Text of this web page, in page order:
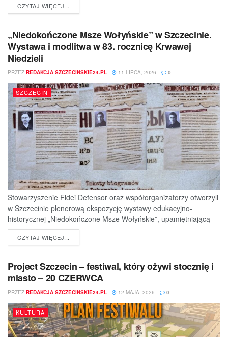
CZYTAJ WIĘCEJ...
„Niedokończone Msze Wołyńskie” w Szczecinie.
Wystawa i modlitwa w 83. rocznicę Krwawej
Niedzieli
PRZEZ REDAKCJA SZCZECINSKIE24.PL 11 LIPCA, 2026 0
SZCZECIN
Stowarzyszenie Fidei Defensor oraz współorganizatorzy otworzyli
w Szczecinie plenerową ekspozycję wystawy edukacyjno-
historycznej „Niedokończone Msze Wołyńskie”, upamiętniającą
ofiary jednej z najtragiczniejszych...
CZYTAJ WIĘCEJ...
Project Szczecin – festiwal, który ożywi stocznię i
miasto – 20 CZERWCA
PRZEZ REDAKCJA SZCZECINSKIE24.PL 12 MAJA, 2026 0
KULTURA